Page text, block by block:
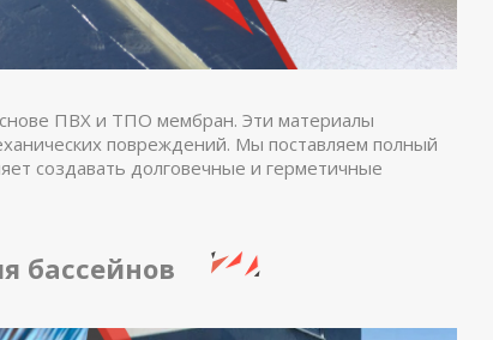
ПВХ и ТПО мембран. Эти материалы
повреждений. Мы поставляем полный
создавать долговечные и герметичные
бассейнов